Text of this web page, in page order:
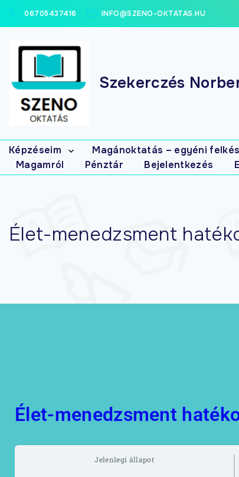
06705437416 INFO@SZENO-OKTATAS.HU
Szekerczés
Képzéseim
Elsősegély
Gyógymasszőr
interaktív (írásbeli)
gyakorló-
tanfolyamok
Magánoktatás – egyéni
Magamról
Pénztár Bejelentkezés
Élet-menedzsment
Élet-menedzsment
Jelenlegi állapot